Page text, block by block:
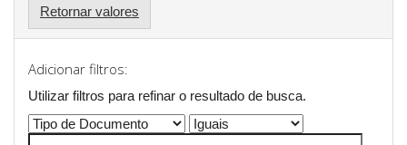
Retornar valores
Adicionar filtros:
Utilizar filtros para refinar o resultado de busca.